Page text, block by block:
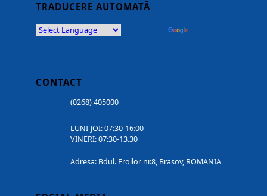
TRADUCERE AUTOMATĂ
CONTACT
(0268) 405000
LUNI-JOI: 07:30-16:00
VINERI: 07:30-13.30
Adresa: Bdul. Eroilor nr.8, Brasov, ROMANIA